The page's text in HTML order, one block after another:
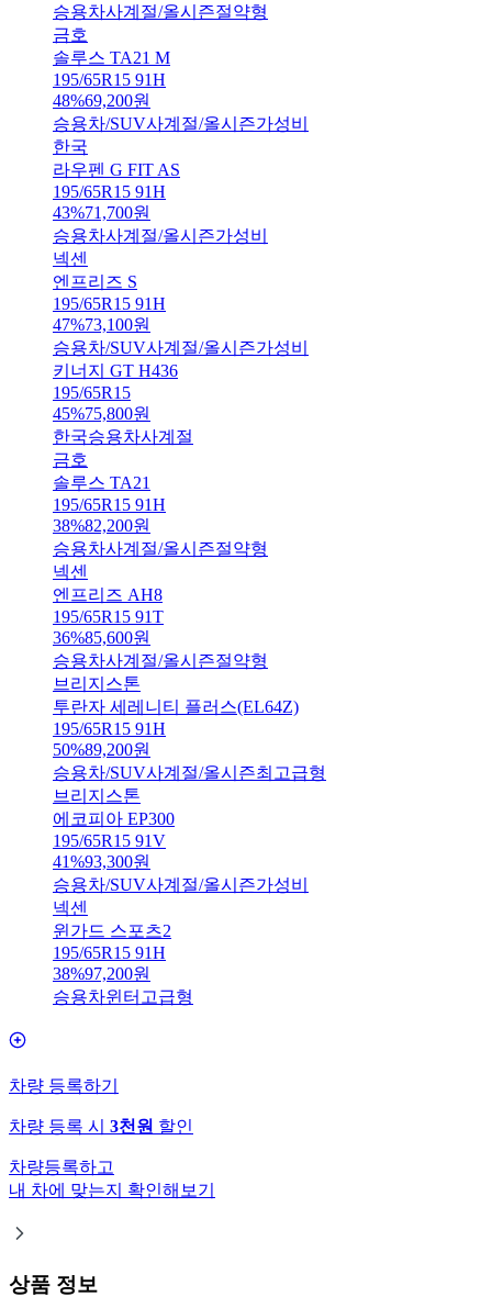
승용차사계절/올시즌절약형
금호
솔루스 TA21 M
195/65R15 91H
48%69,200원
승용차/SUV사계절/올시즌가성비
한국
라우펜 G FIT AS
195/65R15 91H
43%71,700원
승용차사계절/올시즌가성비
넥센
엔프리즈 S
195/65R15 91H
47%73,100원
승용차/SUV사계절/올시즌가성비
키너지 GT H436
195/65R15
45%75,800원
한국승용차사계절
금호
솔루스 TA21
195/65R15 91H
38%82,200원
승용차사계절/올시즌절약형
넥센
엔프리즈 AH8
195/65R15 91T
36%85,600원
승용차사계절/올시즌절약형
브리지스톤
투란자 세레니티 플러스(EL64Z)
195/65R15 91H
50%89,200원
승용차/SUV사계절/올시즌최고급형
브리지스톤
에코피아 EP300
195/65R15 91V
41%93,300원
승용차/SUV사계절/올시즌가성비
넥센
윈가드 스포츠2
195/65R15 91H
38%97,200원
승용차윈터 고급형
차량 등록하기
차량 등록 시 3천원 할인
차량등록하고
내 차에 맞는지 확인해보기
상품 정보